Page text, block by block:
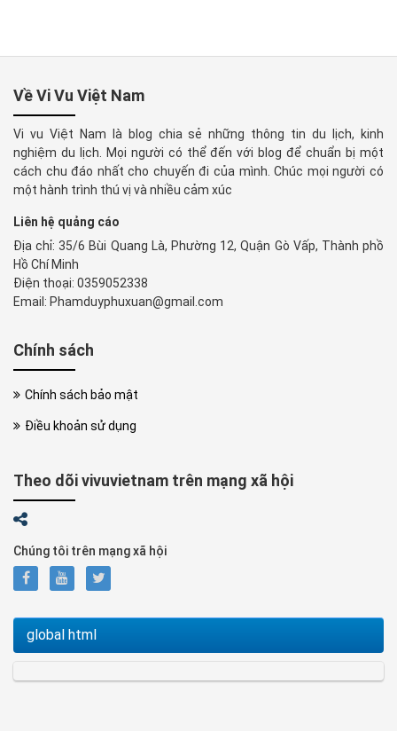
Về Vi Vu Việt Nam
Vi vu Việt Nam là blog chia sẻ những thông tin du lịch, kinh
nghiệm du lịch. Mọi người có thể đến với blog để chuẩn bị một
cách chu đáo nhất cho chuyến đi của mình. Chúc mọi người có
một hành trình thú vị và nhiều cảm xúc
Liên hệ quảng cáo
Địa chỉ: 35/6 Bùi Quang Là, Phường 12, Quận Gò Vấp, Thành phồ
Hồ Chí Minh
Điện thoại: 0359052338
Email: Phamduyphuxuan@gmail.com
Chính sách
Chính sách bảo mật
Điều khoản sử dụng
Theo dõi vivuvietnam trên mạng xã hội
Chúng tôi trên mạng xã hội
global html